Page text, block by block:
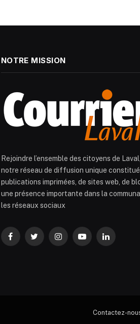
NOTRE MISSION
Rejoindre l’ensemble des citoyens de
notre réseau de diffusion unique
publications imprimées, de sites web, de
une présence importante dans la
les réseaux sociaux
FacebookTwitterInstagramYouTubeLinkedIn
Contactez-